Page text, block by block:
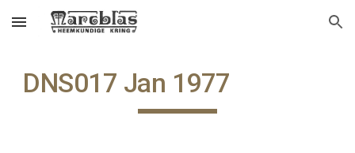
Skip to main content Skip to navigation
DNS017 Jan 1977